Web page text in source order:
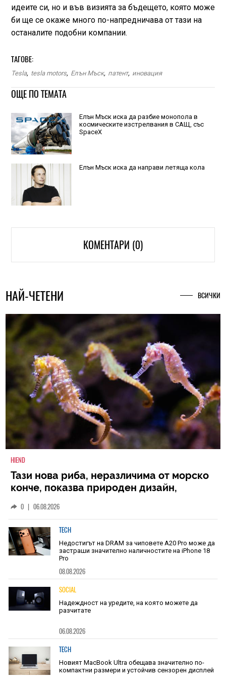
идеите си, но и във визията за бъдещето, която може
би ще се окаже много по-напредничава от тази на
останалите подобни компании.
ТАГОВЕ:
Tesla, tesla motors, Елън Мъск, патент, иновация
ОЩЕ ПО ТЕМАТА
Елън Мъск иска да разбие монопола в
космическите изстрелвания в САЩ, със
SpaceX
Елън Мъск иска да направи летяща кола
КОМЕНТАРИ (0)
НАЙ-ЧЕТЕНИ ВСИЧКИ
HIEND
Тази нова риба, неразличима от морско
конче, показва природен дизайн,
0 | 06.08.2026
TECH
Недостигът на DRAM за чиповете A20 Pro може да
застраши значително наличностите на iPhone 18
Pro
08.08.2026
SOCIAL
Надеждност на уредите, на която можете да
разчитате
06.08.2026
TECH
Новият MacBook Ultra обещава значително по-
компактни размери и устойчив сензорен дисплей